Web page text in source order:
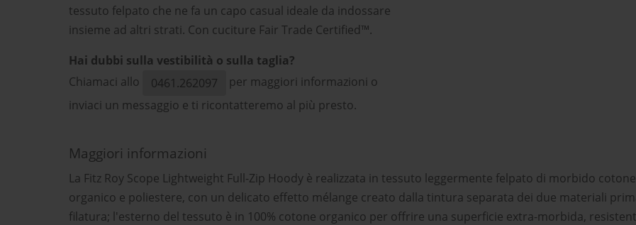
tessuto felpato che ne fa un capo casual ideale da indossare
insieme ad altri strati. Con cuciture Fair Trade Certified™.
Hai dubbi sulla vestibilità o sulla taglia?
Chiamaci allo
0461.262097
per maggiori informazioni o
inviaci un messaggio e ti ricontatteremo al più presto.
Maggiori informazioni
La Fitz Roy Scope Lightweight Full-Zip Hoody è realizzata in tessuto leggermente felpato di morbido cotone
organico e poliestere, con un delicato effetto mélange creato dalla tintura separata dei due materiali
filatura; l'esterno del tessuto è in 100% cotone organico per offrire una superficie extra-morbida,